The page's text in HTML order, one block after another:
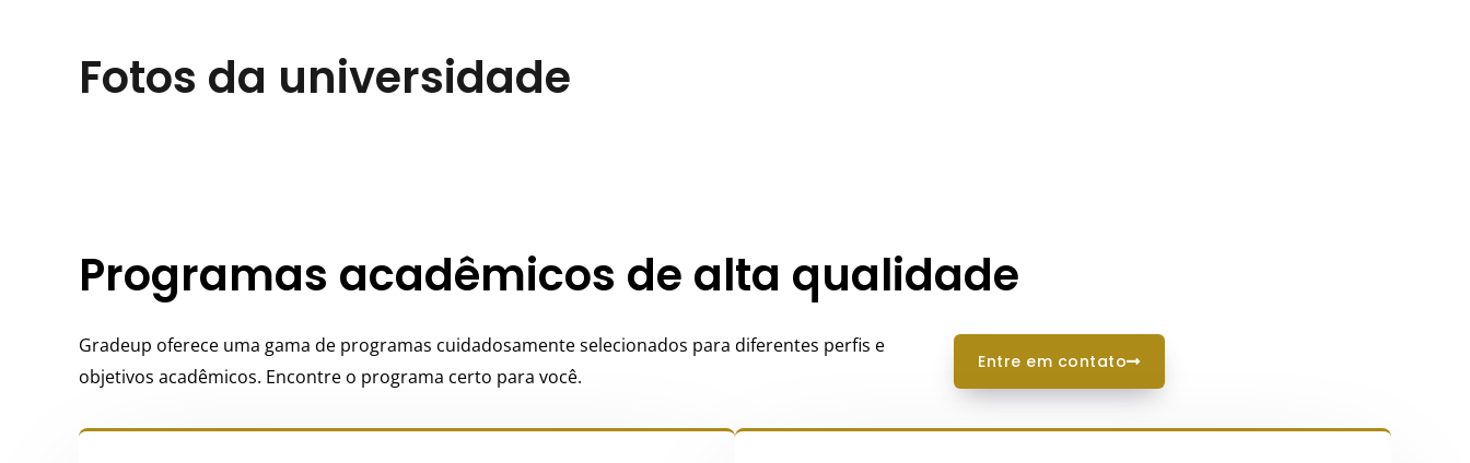
Fotos da universidade
Programas acadêmicos de alta qualidade
Gradeup oferece uma gama de programas cuidadosamente selecionados para diferentes perfis e
objetivos acadêmicos. Encontre o programa certo para você.
entre em contato